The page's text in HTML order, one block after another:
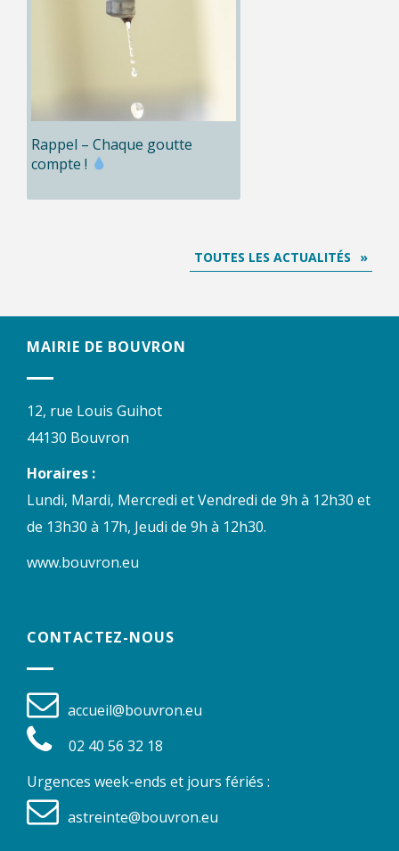
Rappel – Chaque goutte
compte !
TOUTES LES ACTUALITÉS
MAIRIE DE BOUVRON
12, rue Louis Guihot
44130 Bouvron
Horaires :
Lundi, Mardi, Mercredi et Vendredi de 9h à 12h30 et
de 13h30 à 17h, Jeudi de 9h à 12h30.
www.bouvron.eu
CONTACTEZ-NOUS
accueil@bouvron.eu
02 40 56 32 18
Urgences week-ends et jours fériés :
astreinte@bouvron.eu